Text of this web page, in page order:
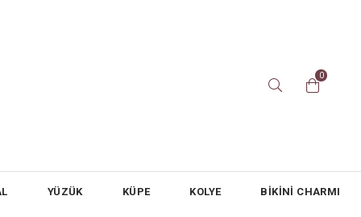
0
YÜZÜK KÜPE KOLYE BİKİNİ CHARMI